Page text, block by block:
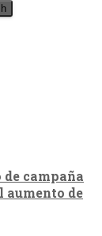
de campaña
aumento de